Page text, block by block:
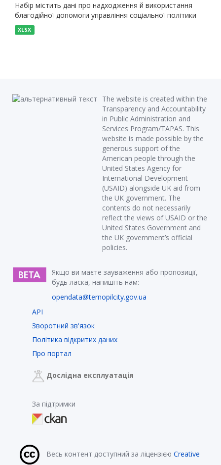
Набір містить дані про надходження й використання
благодійної допомоги управління соціальної політики
XLSX
The website is created within the
Transparency and Accountability
in Public Administration and
Services Program/TAPAS. This
website is made possible by the
generous support of the
American people through the
United States Agency for
International Development
(USAID) alongside UK aid from
the UK government. The
contents do not necessarily
reflect the views of USAID or the
United States Government and
the UK government’s official
policies.
Якщо ви маєте зауваження або пропозиції,
будь ласка, напишіть нам:
opendata@ternopilcity.gov.ua
API
Зворотний зв'язок
Політика відкритих даних
Про портал
Дослідна експлуатація
За підтримки
Весь контент доступний за ліцензією Creative